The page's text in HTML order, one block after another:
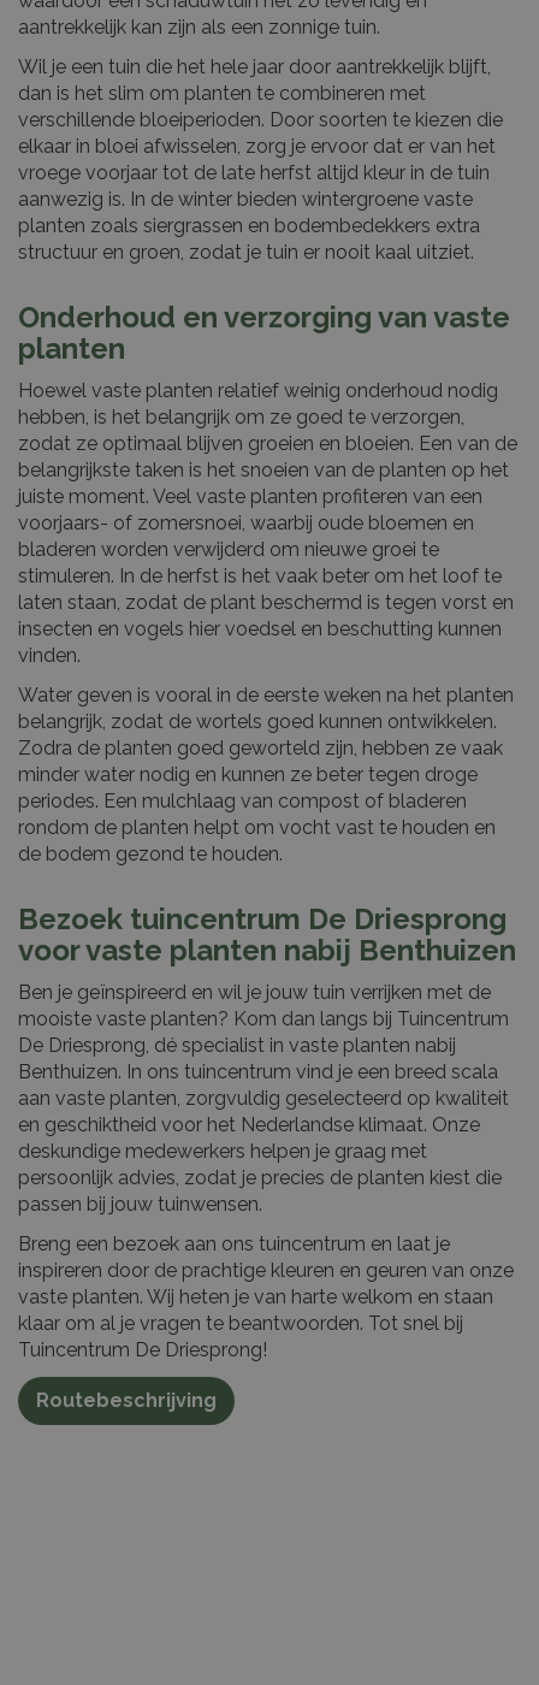
aantrekkelijk kan zijn als een zonnige tuin.
Wil je een tuin die het hele jaar door aantrekkelijk blijft,
dan is het slim om planten te combineren met
verschillende bloeiperioden. Door soorten te kiezen die
elkaar in bloei afwisselen, zorg je ervoor dat er van het
vroege voorjaar tot de late herfst altijd kleur in de tuin
aanwezig is. In de winter bieden wintergroene vaste
planten zoals siergrassen en bodembedekkers extra
structuur en groen, zodat je tuin er nooit kaal uitziet.
Onderhoud en verzorging van vaste
planten
Hoewel vaste planten relatief weinig onderhoud nodig
hebben, is het belangrijk om ze goed te verzorgen,
zodat ze optimaal blijven groeien en bloeien. Een van de
belangrijkste taken is het snoeien van de planten op het
juiste moment. Veel vaste planten profiteren van een
voorjaars- of zomersnoei, waarbij oude bloemen en
bladeren worden verwijderd om nieuwe groei te
stimuleren. In de herfst is het vaak beter om het loof te
laten staan, zodat de plant beschermd is tegen vorst en
insecten en vogels hier voedsel en beschutting kunnen
vinden.
Water geven is vooral in de eerste weken na het planten
belangrijk, zodat de wortels goed kunnen ontwikkelen.
Zodra de planten goed geworteld zijn, hebben ze vaak
minder water nodig en kunnen ze beter tegen droge
periodes. Een mulchlaag van compost of bladeren
rondom de planten helpt om vocht vast te houden en
de bodem gezond te houden.
Bezoek tuincentrum De Driesprong
voor vaste planten nabij Benthuizen
Ben je geïnspireerd en wil je jouw tuin verrijken met de
mooiste vaste planten? Kom dan langs bij Tuincentrum
De Driesprong, dé specialist in vaste planten nabij
Benthuizen. In ons tuincentrum vind je een breed scala
aan vaste planten, zorgvuldig geselecteerd op kwaliteit
en geschiktheid voor het Nederlandse klimaat. Onze
deskundige medewerkers helpen je graag met
persoonlijk advies, zodat je precies de planten kiest die
passen bij jouw tuinwensen.
Breng een bezoek aan ons tuincentrum en laat je
inspireren door de prachtige kleuren en geuren van onze
vaste planten. Wij heten je van harte welkom en staan
klaar om al je vragen te beantwoorden. Tot snel bij
Tuincentrum De Driesprong!
Routebeschrijving